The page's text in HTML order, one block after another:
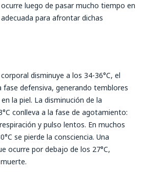
luego de pasar mucho tiempo en
para afrontar dichas
disminuye a los 34-36°C, el
defensiva, generando temblores
la piel. La disminución de la
conlleva a la fase de agotamiento:
y pulso lentos. En muchos
se pierde la consciencia. Una
ocurre por debajo de los 27°C,